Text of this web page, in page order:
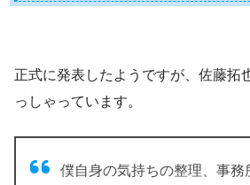
正式に発表したようですが、佐藤拓
っしゃっています。
僕自身の気持ちの整理、事務